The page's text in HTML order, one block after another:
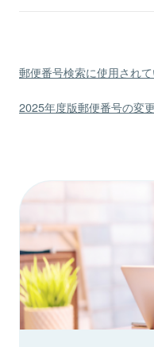
郵便番号検索に使用され
2025年度版郵便番号の変